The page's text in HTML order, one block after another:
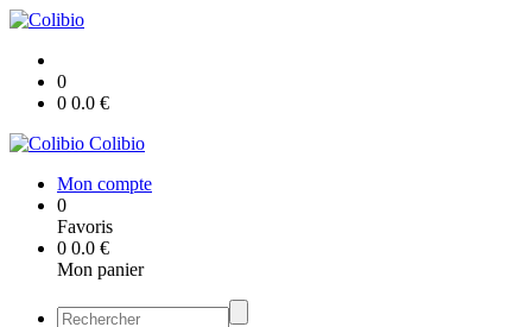
0
0 0.0 €
Colibio
Mon compte
0
Favoris
0 0.0 €
Mon panier